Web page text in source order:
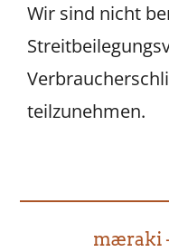
Wir sind nicht
teilzunehmen.
mæraki